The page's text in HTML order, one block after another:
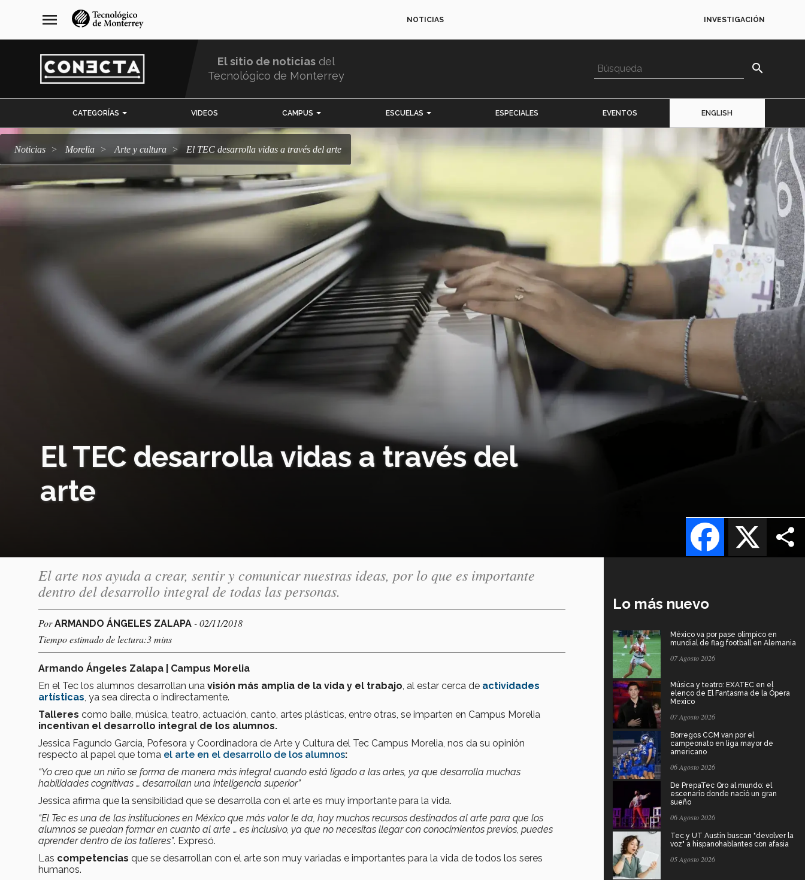
navegación
principal
menu NOTICIAS INVESTIGACIÓN
El sitio de noticias del
Tecnológico de Monterrey
search
CATEGORÍAS VIDEOS CAMPUS ESCUELAS ESPECIALES EVENTOS ENGLISH
Noticias Morelia arte y cultura El TEC desarrolla vidas a través del arte
El TEC desarrolla vidas a través del
arte
X
Facebook
El arte nos ayuda a crear, sentir y comunicar nuestras ideas, por lo que es importante
dentro del desarrollo integral de todas las personas.
PorARMANDO ÁNGELES ZALAPA - 02/11/2018
Tiempo estimado de lectura:3 mins
Armando Ángeles Zalapa | Campus Morelia
En el Tec los alumnos desarrollan una visión más amplia de la vida y el trabajo , al estar cerca de actividades
artísticas , ya sea directa o indirectamente.
Talleres como baile, música, teatro, actuación, canto, artes plásticas, entre otras, se imparten en Campus Morelia
incentivan el desarrollo integral de los alumnos.
Jessica Fagundo García, Pofesora y Coordinadora de Arte y Cultura del Tec Campus Morelia, nos da su opinión
respecto al papel que toma el arte en el desarrollo de los alumnos:
“Yo creo que un niño se forma de manera más integral cuando está ligado a las artes, ya que desarrolla muchas
habilidades cognitivas … desarrollan una inteligencia superior”
Jessica afirma que la sensibilidad que se desarrolla con el arte es muy importante para la vida.
“El Tec es una de las instituciones en México que más valor le da, hay muchos recursos destinados al arte para que los
alumnos se puedan formar en cuanto al arte … es inclusivo, ya que no necesitas llegar con conocimientos previos, puedes
aprender dentro de los talleres”. Expresó.
Las competencias que se desarrollan con el arte son muy variadas e importantes para la vida de todos los seres
humanos.
Lo más nuevo
México va por pase olímpico en
mundial de flag football en Alemania
07 Agosto 2026
Música y teatro: EXATEC en el
elenco de El Fantasma de la Ópera
Mexico
07 Agosto 2026
Borregos CCM van por el
campeonato en liga mayor de
americano
06 Agosto 2026
De PrepaTec Qro al mundo: el
escenario donde nació un gran
sueño
06 Agosto 2026
Tec y UT Austin buscan "devolver la
voz" a hispanohablantes con afasia
05 Agosto 2026